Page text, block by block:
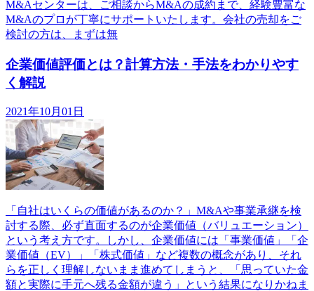
M&Aセンターは、ご相談からM&Aの成約まで、経験豊富な
M&Aのプロが丁寧にサポートいたします。会社の売却をご
検討の方は、まずは無
企業価値評価とは？計算方法・手法をわかりやす
く解説
2021年10月01日
「自社はいくらの価値があるのか？」M&Aや事業承継を検
討する際、必ず直面するのが企業価値（バリュエーション）
という考え方です。しかし、企業価値には「事業価値」「企
業価値（EV）」「株式価値」など複数の概念があり、それ
らを正しく理解しないまま進めてしまうと、「思っていた金
額と実際に手元へ残る金額が違う」という結果になりかねま